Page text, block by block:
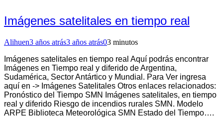
Imágenes satelitales en tiempo real
Alihuen3 años atrás3 años atrás03 minutos
Imágenes satelitales en tiempo real Aquí podrás encontrar
Imágenes en Tiempo real y diferido de Argentina,
Sudamérica, Sector Antártico y Mundial. Para Ver ingresa
aquí en -> Imágenes Satelitales Otros enlaces relacionados:
Pronóstico del Tiempo SMN Imágenes satelitales, en tiempo
real y diferido Riesgo de incendios rurales SMN. Modelo
ARPE Biblioteca Meteorológica SMN Estado del Tiempo….